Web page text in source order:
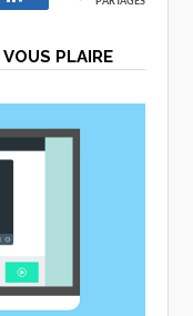
PLAIRE